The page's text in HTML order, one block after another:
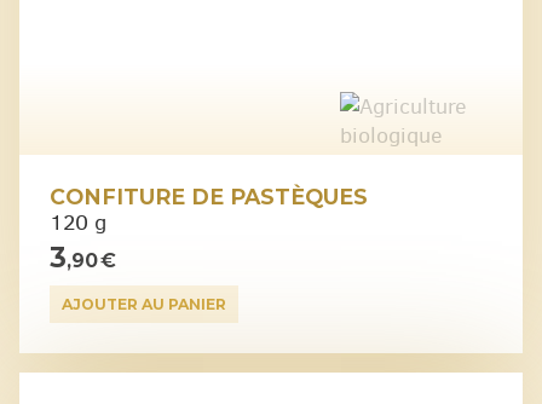
CONFITURE DE PASTÈQUES
120 g
3,90 €
AJOUTER AU PANIER